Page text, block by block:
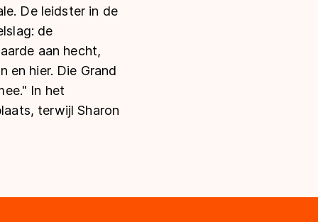
De leidster in de
de
aan hecht,
en hier. Die Grand
In het
terwijl Sharon